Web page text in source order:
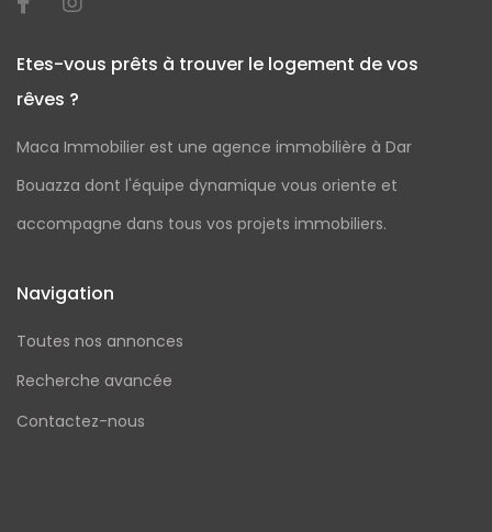
Etes-vous prêts à trouver le logement de vos
rêves ?
Maca Immobilier est une agence immobilière à Dar
Bouazza dont l'équipe dynamique vous oriente et
accompagne dans tous vos projets immobiliers.
Navigation
Toutes nos annonces
Recherche avancée
Contactez-nous